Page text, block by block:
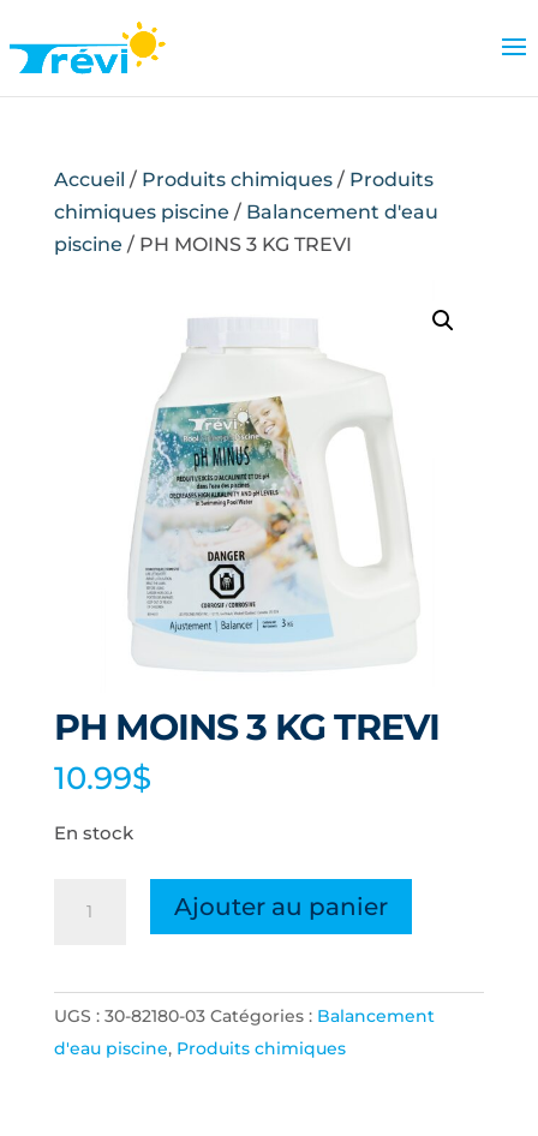
Accueil / Produits chimiques/ Produits
chimiques piscine / Balancement d'eau
piscine / PH MOINS 3 KG TREVI
PH MOINS 3 KG TREVI
10.99$
En stock
MOINS
3
KG
Ajouter au panier
UGS : 30-82180-03 Catégories : Balancement
d'eau piscine, Produits chimiques